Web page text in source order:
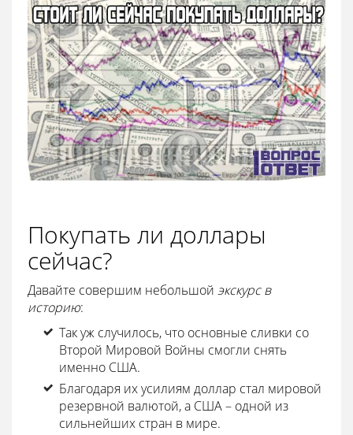
Покупать ли доллары
сейчас?
Давайте совершим небольшой экскурс в
историю:
Так уж случилось, что основные сливки со
Второй Мировой Войны смогли снять
именно США.
Благодаря их усилиям доллар стал мировой
резервной валютой, а США – одной из
сильнейших стран в мире.